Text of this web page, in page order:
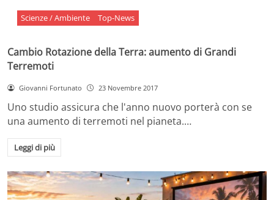
Scienze / Ambiente Top-News
Cambio Rotazione della Terra: aumento di Grandi
Terremoti
Giovanni Fortunato 23 Novembre 2017
Uno studio assicura che l'anno nuovo porterà con se
una aumento di terremoti nel pianeta.…
Leggi di più